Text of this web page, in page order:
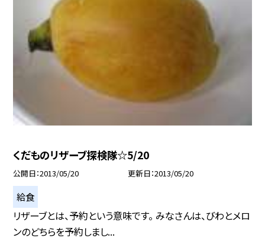
くだものリザーブ探検隊☆5/20
公開日 2013/05/20 更新日 2013/05/20
給食
リザーブとは、予約という意味です。 みなさんは、びわとメロ
ンのどちらを予約しまし...